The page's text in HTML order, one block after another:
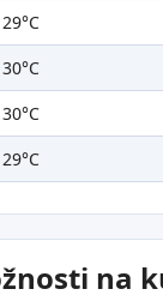
29°C
30°C
30°C
29°C
na